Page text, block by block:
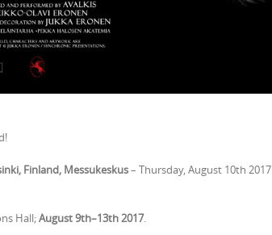
Finland, Messukeskus– Thursday, August 10th 2017
Hall;August 9th–13th 2017.